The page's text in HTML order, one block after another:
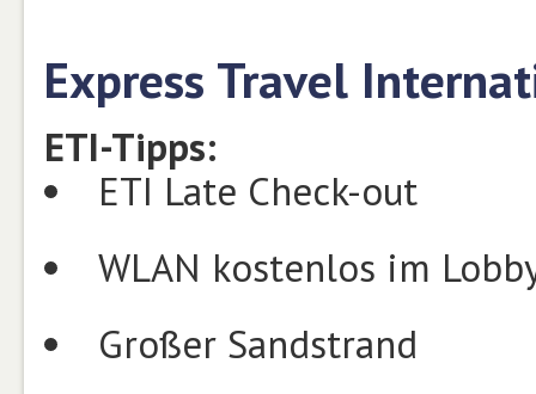
Express Travel
ETI-Tipps:
ETI Late Check-out
WLAN kostenlos im
Großer Sandstrand